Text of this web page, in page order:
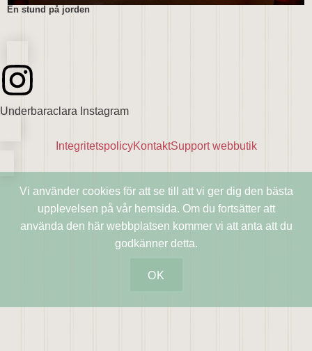
En stund på jorden
Underbaraclara Instagram
IntegritetspolicyKontaktSupport webbutik
Vi använder cookies för att se till att vi ger dig den bästa
upplevelsen på vår hemsida. Om du fortsätter att
använda den här webbplatsen kommer vi att anta att du
godkänner detta.
OK